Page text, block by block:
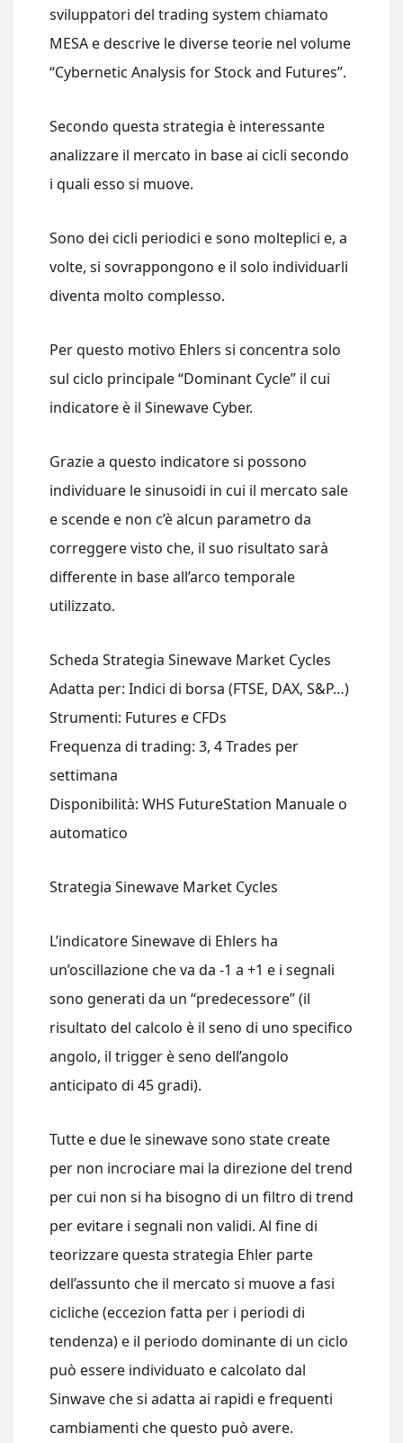
sviluppatori del trading system chiamato
MESA e descrive le diverse teorie nel volume
“Cybernetic Analysis for Stock and Futures”.
Secondo questa strategia è interessante
analizzare il mercato in base ai cicli secondo
i quali esso si muove.
Sono dei cicli periodici e sono molteplici e, a
volte, si sovrappongono e il solo individuarli
diventa molto complesso.
Per questo motivo Ehlers si concentra solo
sul ciclo principale “Dominant Cycle” il cui
indicatore è il Sinewave Cyber.
Grazie a questo indicatore si possono
individuare le sinusoidi in cui il mercato sale
e scende e non c’è alcun parametro da
correggere visto che, il suo risultato sarà
differente in base all’arco temporale
utilizzato.
Scheda Strategia Sinewave Market Cycles
Adatta per: Indici di borsa (FTSE, DAX, S&P…)
Strumenti: Futures e CFDs
Frequenza di trading: 3, 4 Trades per
settimana
Disponibilità: WHS FutureStation Manuale o
automatico
Strategia Sinewave Market Cycles
L’indicatore Sinewave di Ehlers ha
un’oscillazione che va da -1 a +1 e i segnali
sono generati da un “predecessore” (il
risultato del calcolo è il seno di uno specifico
angolo, il trigger è seno dell’angolo
anticipato di 45 gradi).
Tutte e due le sinewave sono state create
per non incrociare mai la direzione del trend
per cui non si ha bisogno di un filtro di trend
per evitare i segnali non validi. Al fine di
teorizzare questa strategia Ehler parte
dell’assunto che il mercato si muove a fasi
cicliche (eccezion fatta per i periodi di
tendenza) e il periodo dominante di un ciclo
può essere individuato e calcolato dal
Sinwave che si adatta ai rapidi e frequenti
cambiamenti che questo può avere.